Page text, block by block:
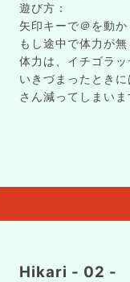
遊び方：
矢印キーで＠を動
もし途中で体力が
体力は、イチゴラ
いきづまったとき
さん減ってしまい
Hikari - 02 -